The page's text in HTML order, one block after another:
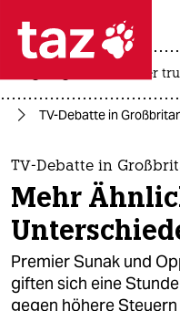
 taz
taz
themen
politik
öko
gesellschaft
usa unter
TV-Debatte in
TV-Debatte in
Mehr
Premier Sunak und
giften sich eine
gegen höhere